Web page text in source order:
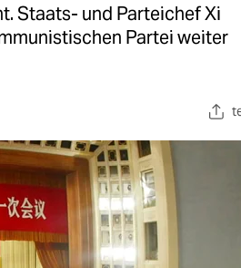
Staats- und Parteichef Xi
Partei weiter